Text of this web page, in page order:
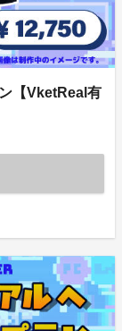
【VketReal有